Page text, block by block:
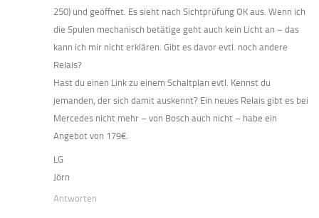
250) und geöffnet. Es sieht nach Sichtprüfung OK aus. Wenn ich
die Spulen mechanisch betätige geht auch kein Licht an – das
kann ich mir nicht erklären. Gibt es davor evtl. noch andere
Relais?
Hast du einen Link zu einem Schaltplan evtl. Kennst du
jemanden, der sich damit auskennt? Ein neues Relais gibt es bei
Mercedes nicht mehr – von Bosch auch nicht – habe ein
Angebot von 179€.
LG
Jörn
Antworten